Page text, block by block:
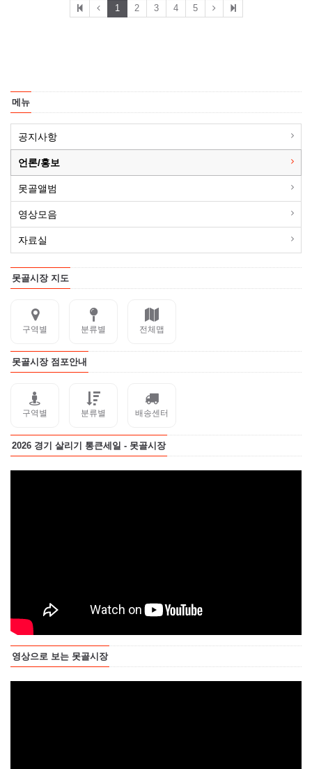
1 2 3 4 5
메뉴
공지사항
언론/홍보
못골앨범
영상모음
자료실
못골시장 지도
구역별 분류별 전체맵
못골시장 점포안내
구역별 분류별 배송센터
2026 경기 살리기 통큰세일 - 못골시장
영상으로 보는 못골시장